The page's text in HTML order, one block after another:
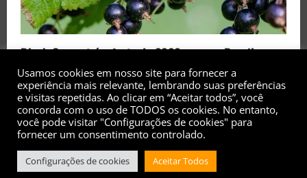
Black Currant é a fruta de 2026 rara no Brasil
Redação MC 0
Copyright© 2017 - 2026 - Todos os direitos
Usamos cookies em nosso site para fornecer a
experiência mais relevante, lembrando suas preferências
e visitas repetidas. Ao clicar em “Aceitar todos”, você
concorda com o uso de TODOS os cookies. No entanto,
você pode visitar "Configurações de cookies" para
fornecer um consentimento controlado.
Configurações de cookies Aceitar Todos